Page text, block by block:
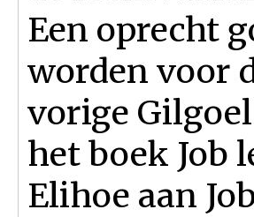
Een oprecht
worden voor
vorige
het boek Job
Elihoe aan